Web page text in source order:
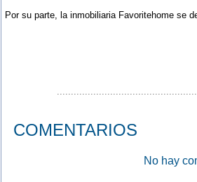
Por su parte, la inmobiliaria Favoritehome se
COMENTARIOS
No hay